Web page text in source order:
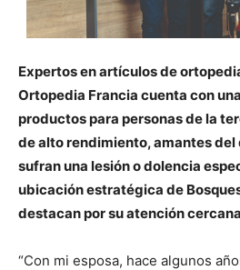
Expertos en artículos de
Ortopedia Francia cuenta con
productos para personas de la
de alto rendimiento, amantes del
sufran una lesión o dolencia
ubicación estratégica de
destacan por su atención
“Con mi esposa, hace algunos